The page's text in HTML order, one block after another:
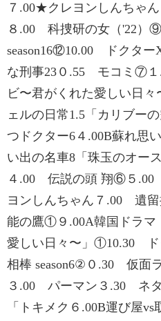
７.00★クレヨンしんちゃ
８.00 科捜研の女（'22）
season16⑫10.00 ドクタ
な刑事23０.55 モコミ⑦１
ビ〜君がくれた愛しい日
ェルの日常1.5「カリブー
つドクター6４.00B蘇れ思
い出の名車8「珠玉のオー
４.00 伝説の頭 翔⑥５
ヨンしんちゃん７.00 遺
能の鷹①９.00A韓国ドラマ
愛しい日々〜」①10.30
相棒 season6②０.30 仮面
３.00 パーマン３.30 ネ
「トキメク６.00B運び屋